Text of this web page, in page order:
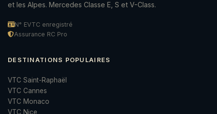
et les Alpes. Mercedes Classe E, S et V-Class.
N° EVTC enregistré
Assurance RC Pro
DESTINATIONS POPULAIRES
VTC Saint-Raphaël
VTC Cannes
VTC Monaco
VTC Nice